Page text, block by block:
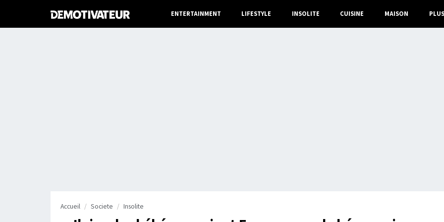
ENTERTAINMENT LIFESTYLE INSOLITE CUISINE MAISON PLUS
Accueil Societe Insolite